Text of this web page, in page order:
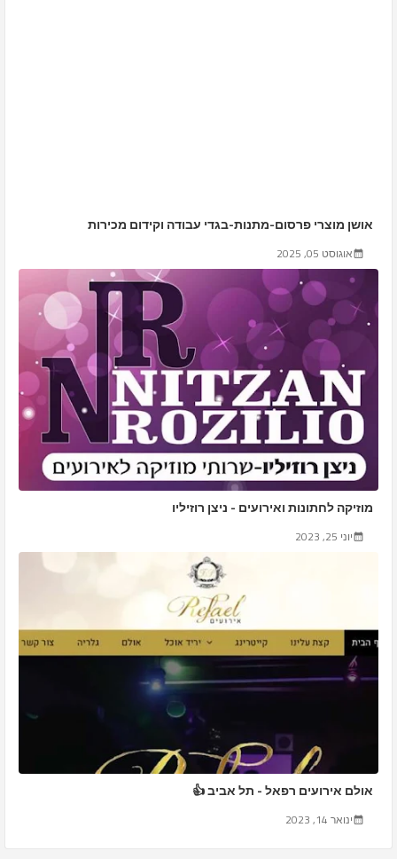
אושן מוצרי פרסום-מתנות-בגדי עבודה וקידום מכירות
אוגוסט 05, 2025
מוזיקה לחתונות ואירועים - ניצן רוזיליו
יוני 25, 2023
אולם אירועים רפאל - תל אביב 👍
ינואר 14, 2023